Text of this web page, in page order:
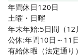
年間休日120日
土曜・日曜
年末年始:5日間（12
公休:年間10日～11
有給休暇（法定通り）